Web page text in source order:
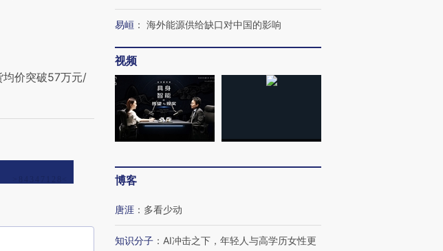
均价突破57万元/
易峘 ： 海外能源供给缺口对中国的影响
视频
博客
唐涯 ： 多看少动
知识分子 ： AI冲击之下，年轻人与高学历女性更